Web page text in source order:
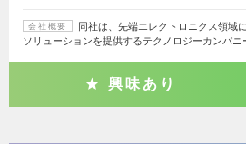
会社概要
同社は、先端エレクトロニクス領域
ソリューションを提供するテクノロジーカンパニ
興味あり